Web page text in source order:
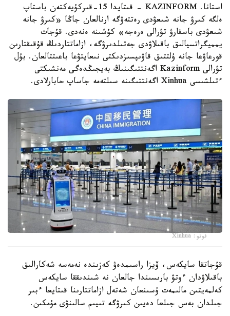
استانا. KAZINFORM - قىتايدا 15-قىركۇيەكتەن باستاپ
ەلگە كىرۋ جانە شىعۋدى رەتتەۋگە ارنالعان جاڭا «كىرۋ جانە
شىعۋدى باسقارۋ تۋرالى ەرەجە» كۇشىنە ەنەدى. قۇجات
يمميگراتسيالىق باقىلاۋدى جەتىلدىرۋگە، ازاماتتاردىڭ قۇقىقتارىن
قورعاۋعا جانە ۇلتتىق قاۋىپسىزدىكتى نىعايتۋعا باعىتتالعان. بۇل
تۋرالى Kazinform اگەنتتىگىنىڭ بەيجىڭدەگى مەنشىكتى
ءتىلشىسى Xinhua اگەنتتىگىنە سىلتەمە جاساپ حابارلادى.
فوتو: Xinhua
قۇجاتقا سايكەس، ۆيزا راسىمدەۋ كەزىندە نەمەسە شەكارالىق
باقىلاۋدان ءوتۋ بارىسىندا جالعان نە شىندىققا سايكەس
كەلمەيتىن مالىمەت ۇسىنعان شەتەل ازاماتتارىنا قىتايعا ءبىر
جىلدان بەس جىلعا دەيىن كىرۋگە تىيىم سالىنۋى مۇمكىن.